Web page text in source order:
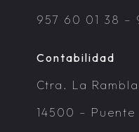
957 60 01 38 –
Contabilidad
Ctra. La
14500 – Puente